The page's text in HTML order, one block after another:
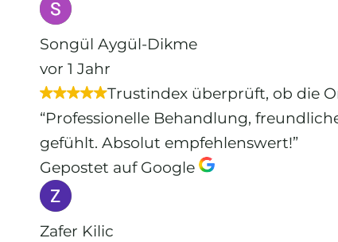
Songül Aygül-Dikme
vor 1 Jahr
Trustindex überprüft, ob die
“Professionelle Behandlung,
gefühlt. Absolut empfehlenswert!”
Gepostet auf Google
Zafer Kilic